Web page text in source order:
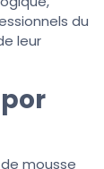
du
leur
mousse